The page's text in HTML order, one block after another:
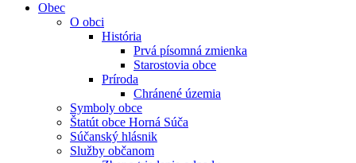
Obec
O obci
História
Prvá písomná zmienka
Starostovia obce
Príroda
Chránené územia
Symboly obce
Štatút obce Horná Súča
Súčanský hlásnik
Služby občanom